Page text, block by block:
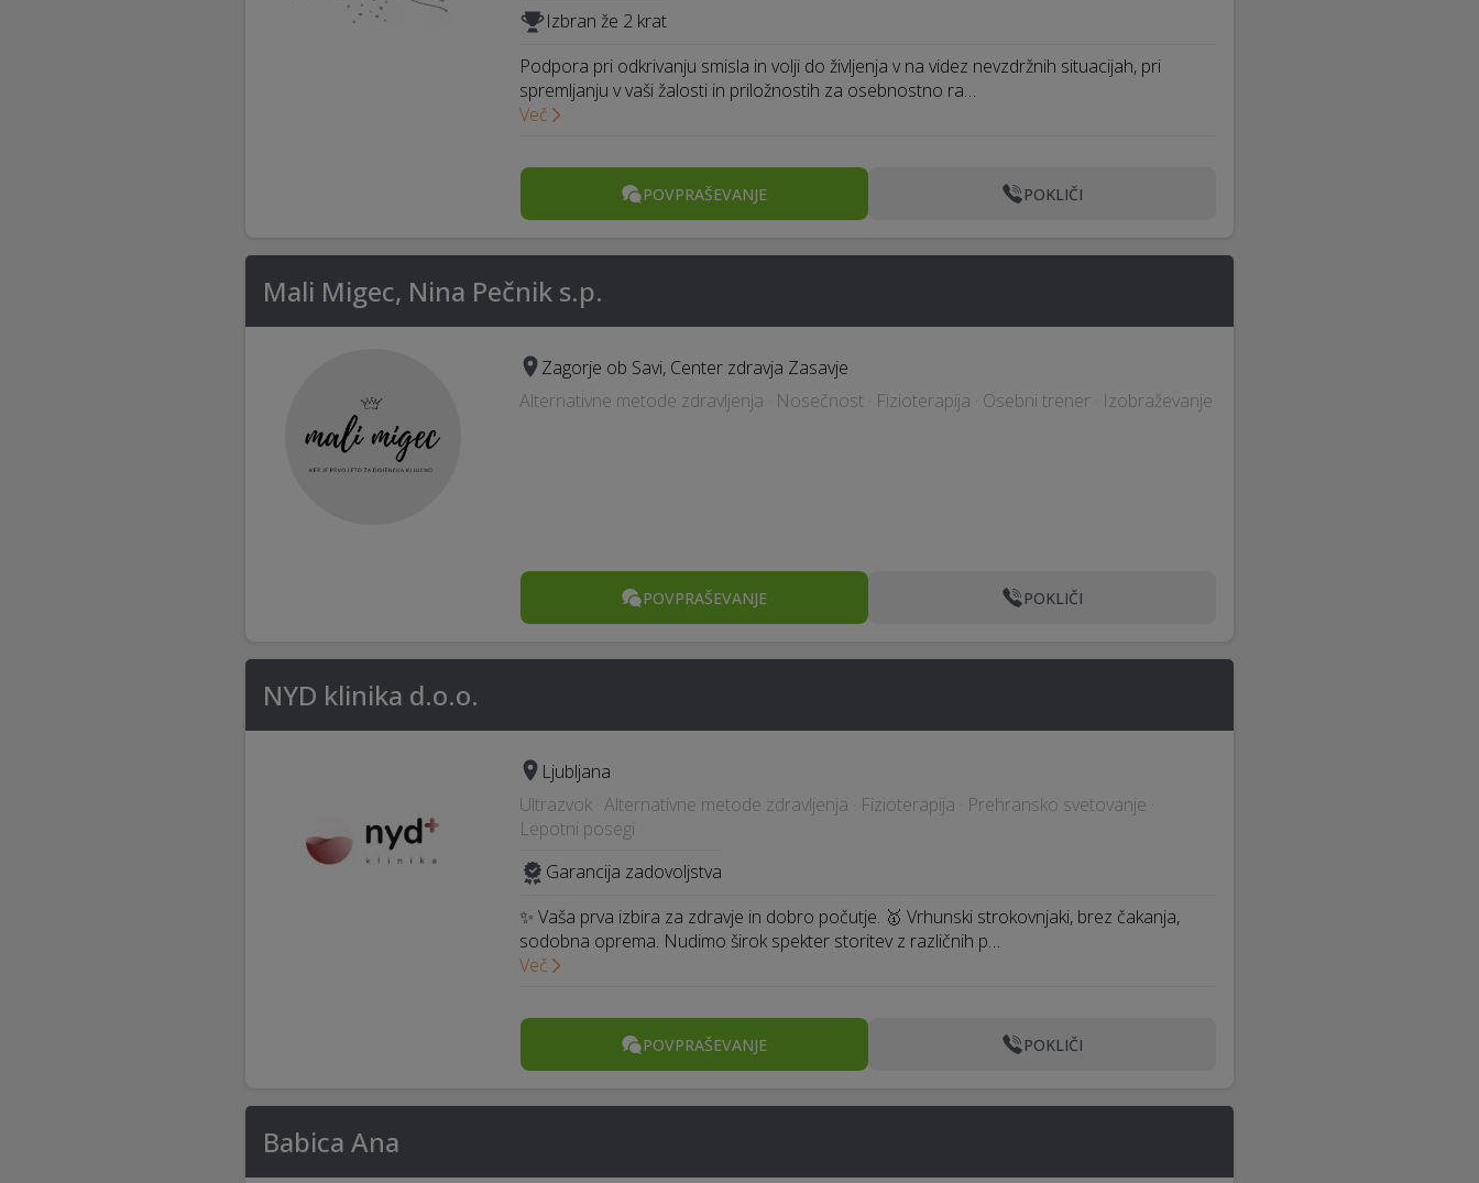
Izbran že 2 krat
Podpora pri odkrivanju smisla in volji do življenja v na videz nevzdržnih situacijah, pri
spremljanju v vaši žalosti in priložnostih za osebnostno ra…
Več
POVPRAŠEVANJE POKLIČI
Mali Migec, Nina Pečnik s.p.
Zagorje ob Savi, Center zdravja Zasavje
Alternativne metode zdravljenja · Nosečnost · Fizioterapija · Osebni trener · Izobraževanje
POVPRAŠEVANJE POKLIČI
NYD klinika d.o.o.
Ljubljana
Ultrazvok · Alternativne metode zdravljenja · Fizioterapija · Prehransko svetovanje ·
Lepotni posegi
Garancija zadovoljstva
✨ Vaša prva izbira za zdravje in dobro počutje. 🥇 Vrhunski strokovnjaki, brez čakanja,
sodobna oprema. Nudimo širok spekter storitev z različnih p…
Več
POVPRAŠEVANJE POKLIČI
Babica Ana